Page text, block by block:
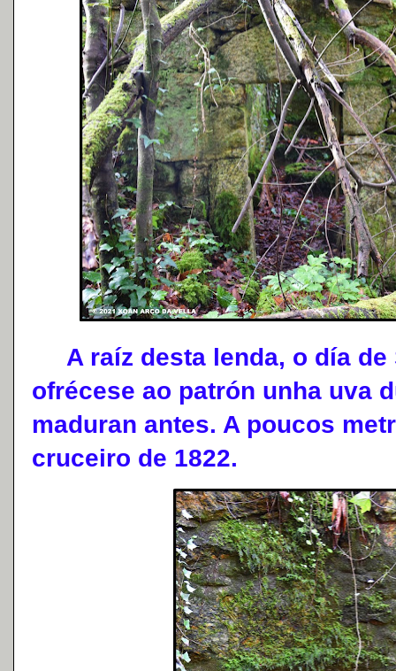
A raíz desta lenda, o día de
ofrécese ao patrón unha uva
maduran antes. A poucos
cruceiro de 1822.